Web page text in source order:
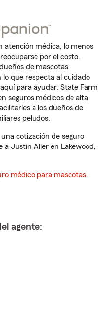
atención médica, lo menos
por el costo.
de mascotas
que respecta al cuidado
para ayudar. State Farm
seguros médicos de alta
a los dueños de
peludos.
cotización de seguro
a Justin Aller en Lakewood,
médico para mascotas.
agente: